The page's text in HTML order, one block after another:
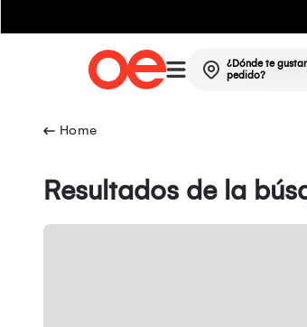
¿Dónde te
pedido?
Resultados de la